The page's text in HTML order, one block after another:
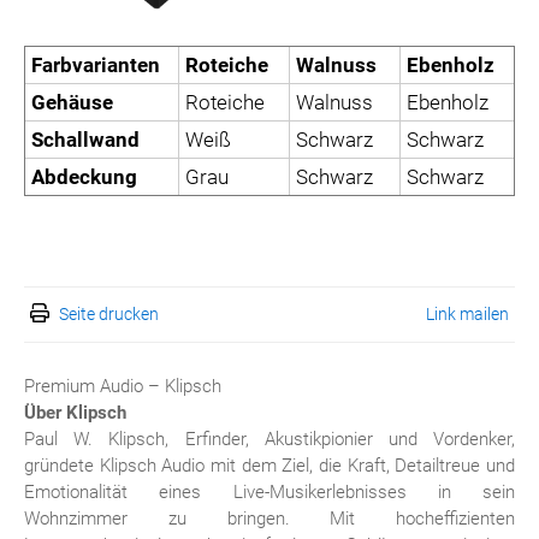
Farbvarianten Roteiche Walnuss
Ebenholz
Gehäuse
Roteiche Walnuss
Ebenholz
Schallwand
Weiß Schwarz
Schwarz
Abdeckung
Grau Schwarz Schwarz
Seite drucken Link mailen
Premium Audio – Klipsch
Über Klipsch
Paul W. Klipsch, Erfinder, Akustikpionier und Vordenker,
gründete Klipsch Audio mit dem Ziel, die Kraft, Detailtreue und
Emotionalität eines Live-Musikerlebnisses in sein
Wohnzimmer zu bringen. Mit hocheffizienten